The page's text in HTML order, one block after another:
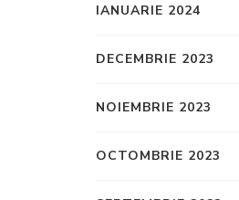
IANUARIE 2024
DECEMBRIE 2023
NOIEMBRIE 2023
OCTOMBRIE 2023